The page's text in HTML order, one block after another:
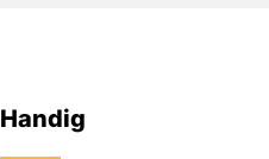
Handig